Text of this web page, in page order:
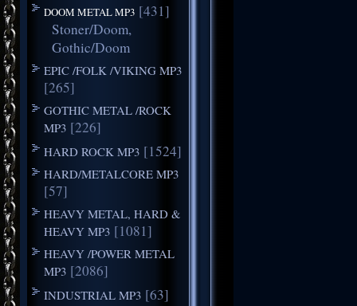
DOOM METAL MP3 [431]
Stoner/Doom,
Gothic/Doom
EPIC /FOLK /VIKING MP3
[265]
GOTHIC METAL /ROCK
MP3 [226]
HARD ROCK MP3 [1524]
HARD/METALCORE MP3
[57]
HEAVY METAL, HARD &
HEAVY MP3 [1081]
HEAVY /POWER METAL
MP3 [2086]
INDUSTRIAL MP3 [63]